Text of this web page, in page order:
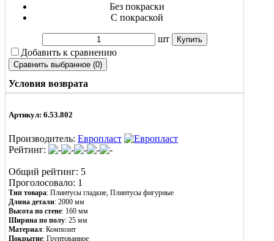
Без покраски
С покраской
шт
Добавить к сравнению
Условия возврата
Артикул: 6.53.802
Производитель: Европласт
Рейтинг:
Общий рейтинг: 5
Проголосовало: 1
Тип товара: Плинтусы гладкие, Плинтусы фигурные
Длина детали: 2000 мм
Высота по стене: 160 мм
Ширина по полу: 25 мм
Материал: Композит
Покрытие: Грунтованное